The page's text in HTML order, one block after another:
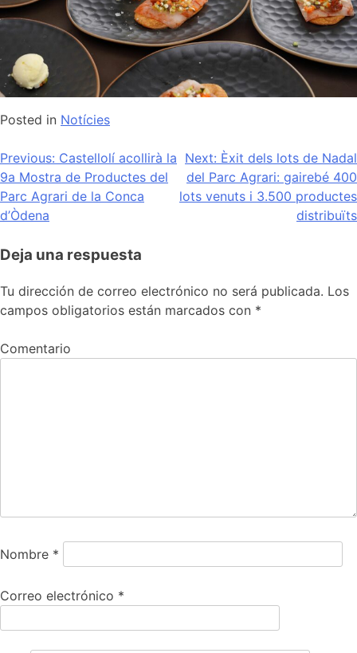
Posted in Notícies
Navegación
de
entradas
Previous: Castellolí acollirà la
9a Mostra de Productes del
Parc Agrari de la Conca
d’Òdena
Next: Èxit dels lots de Nadal
del Parc Agrari: gairebé 400
lots venuts i 3.500 productes
distribuïts
Deja una respuesta
Tu dirección de correo electrónico no será publicada. Los
campos obligatorios están marcados con *
Comentario
Nombre *
Correo electrónico *